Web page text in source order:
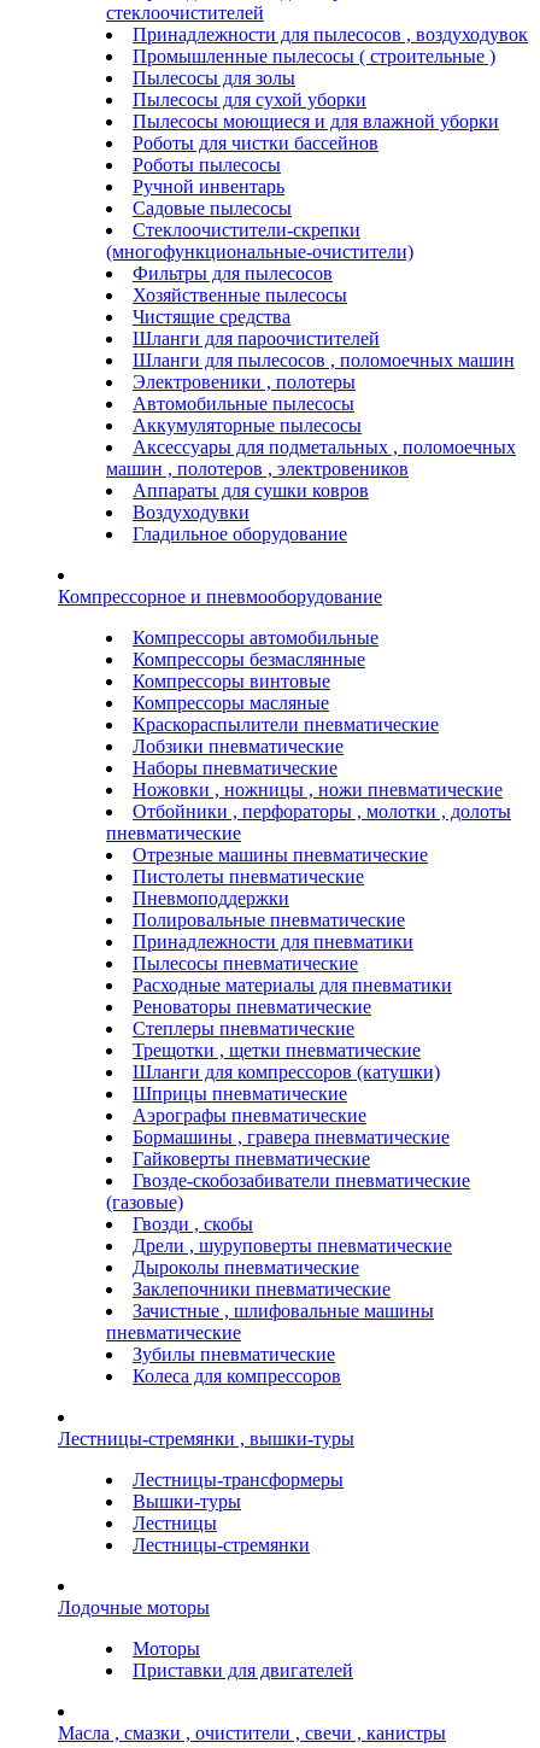
стеклоочистителей
Принадлежности для пылесосов , воздуходувок
Промышленные пылесосы ( строительные )
Пылесосы для золы
Пылесосы для сухой уборки
Пылесосы моющиеся и для влажной уборки
Роботы для чистки бассейнов
Роботы пылесосы
Ручной инвентарь
Садовые пылесосы
Стеклоочистители-скрепки
(многофункциональные-очистители)
Фильтры для пылесосов
Хозяйственные пылесосы
Чистящие средства
Шланги для пароочистителей
Шланги для пылесосов , поломоечных машин
Электровеники , полотеры
Автомобильные пылесосы
Аккумуляторные пылесосы
Аксессуары для подметальных , поломоечных
машин , полотеров , электровеников
Аппараты для сушки ковров
Воздуходувки
Гладильное оборудование
Компрессорное и пневмооборудование
Компрессоры автомобильные
Компрессоры безмаслянные
Компрессоры винтовые
Компрессоры масляные
Краскораспылители пневматические
Лобзики пневматические
Наборы пневматические
Ножовки , ножницы , ножи пневматические
Отбойники , перфораторы , молотки , долоты
пневматические
Отрезные машины пневматические
Пистолеты пневматические
Пневмоподдержки
Полировальные пневматические
Принадлежности для пневматики
Пылесосы пневматические
Расходные материалы для пневматики
Реноваторы пневматические
Степлеры пневматические
Трещотки , щетки пневматические
Шланги для компрессоров (катушки)
Шприцы пневматические
Аэрографы пневматические
Бормашины , гравера пневматические
Гайковерты пневматические
Гвозде-скобозабиватели пневматические
(газовые)
Гвозди , скобы
Дрели , шуруповерты пневматические
Дыроколы пневматические
Заклепочники пневматические
Зачистные , шлифовальные машины
пневматические
Зубилы пневматические
Колеса для компрессоров
Лестницы-стремянки , вышки-туры
Лестницы-трансформеры
Вышки-туры
Лестницы
Лестницы-стремянки
Лодочные моторы
Моторы
Приставки для двигателей
Масла , смазки , очистители , свечи , канистры